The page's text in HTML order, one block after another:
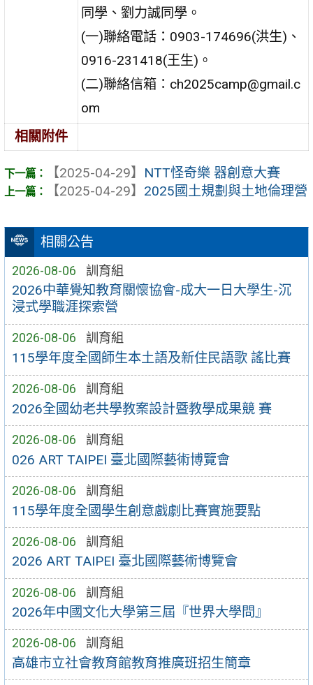
相關公告
2026-08-06 訓育組
2026中華覺知教育關懷協會-成大一日大學生-沉
浸式學職涯探索營
2026-08-06 訓育組
115學年度全國師生本土語及新住民語歌 謠比賽
2026-08-06 訓育組
2026全國幼老共學教案設計暨教學成果競 賽
2026-08-06 訓育組
026 ART TAIPEI 臺北國際藝術博覽會
2026-08-06 訓育組
115學年度全國學生創意戲劇比賽實施要點
2026-08-06 訓育組
2026 ART TAIPEI 臺北國際藝術博覽會
2026-08-06 訓育組
2026年中國文化大學第三屆『世界大學問』
2026-08-06 訓育組
高雄市立社會教育館教育推廣班招生簡章
同學、劉力誠同學。
(一)聯絡電話：0903-174696(洪生)、
0916-231418(王生)。
(二)聯絡信箱：ch2025camp@gmail.c
om
相關附件
【2025-04-29】 NTT怪奇樂 器創意大賽
【2025-04-29】 2025國土規劃與土地倫理營